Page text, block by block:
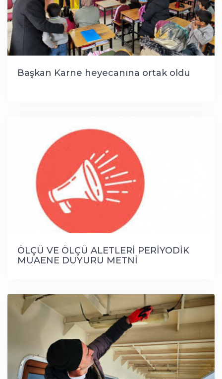
Başkan Karne heyecanına ortak oldu
ÖLÇÜ VE ÖLÇÜ ALETLERİ PERİYODİK
MUAENE DUYURU METNİ